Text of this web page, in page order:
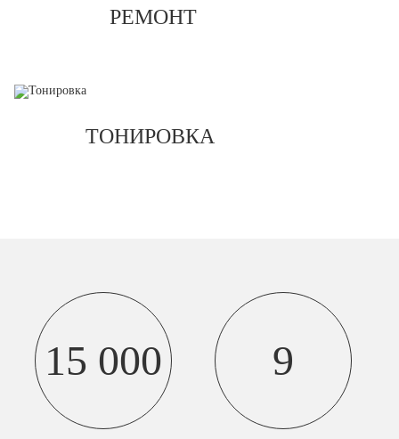
РЕМОНТ
ТОНИРОВКА
15 000 9